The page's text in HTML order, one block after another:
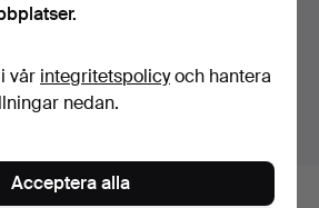
vår integritetspolicyoch hantera
nedan.
Acceptera alla